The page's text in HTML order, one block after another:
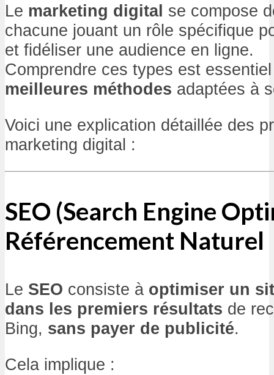
Le marketing digital se compose
chacune jouant un rôle spécifique
et fidéliser une audience en ligne.
Comprendre ces types est
meilleures méthodes adaptées à
Voici une explication détaillée des
marketing digital :
SEO (Search Engine
Référencement Naturel
Le SEO consiste à optimiser un
dans les premiers résultats de
Bing, sans payer de publicité.
Cela implique :